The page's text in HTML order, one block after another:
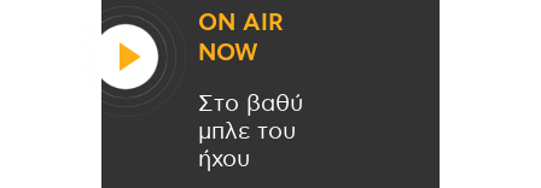
ON AIR
NOW
Στο βαθύ
μπλε του
ήχου